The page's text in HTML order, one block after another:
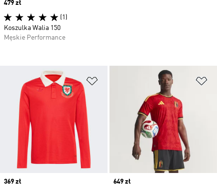
Dodaj do listy życzeń
Price
369 zł
Price
649 zł
Price
479 zł
(1)
Koszulka Walia 150
Męskie Performance